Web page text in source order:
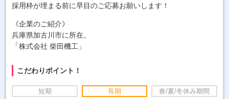
採用枠が埋まる前に早目のご応募お願いします！
《企業のご紹介》
兵庫県加古川市に所在。
「株式会社 柴田機工」
こだわりポイント！
短期 長期 春/夏/冬休み期間